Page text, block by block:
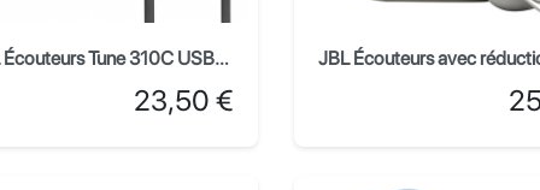
JBL Écouteurs Tune 310C USB-C - Noir
Prix
23,50 €
Prix